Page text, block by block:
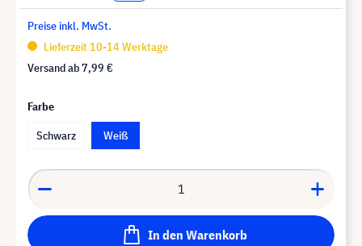
Preise inkl. MwSt.
Lieferzeit 10-14 Werktage
Versand ab7,99 €
Farbe
Schwarz
Weiß
In den Warenkorb